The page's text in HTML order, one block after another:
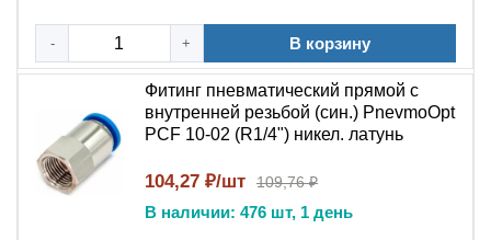
- + В корзину
Фитинг пневматический прямой с
внутренней резьбой (син.) PnevmoOpt
PCF 10-02 (R1/4") никел. латунь
104,27 ₽/шт 109,76 ₽
В наличии: 476 шт, 1 день